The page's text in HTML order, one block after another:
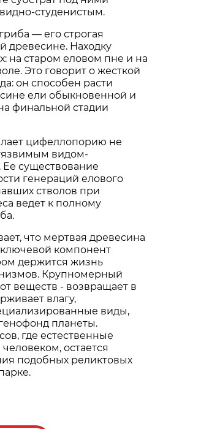
студенистым.
— его строгая
древесине. Находку
на старом еловом пне и на
Это говорит о жесткой
он способен расти
ели обыкновенной и
финальной стадии
цифеллопорию не
видом-
существование
генераций елового
стволов при
ведет к полному
что мертвая древесина
компонент
держится жизнь
Крупномерный
веществ - возвращает в
влагу,
виды,
планеты.
где естественные
остается
подобных реликтовых